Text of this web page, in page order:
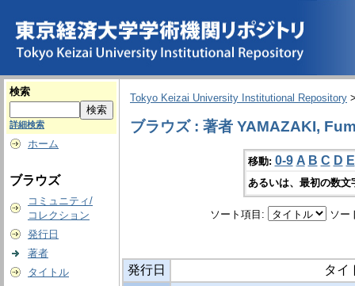
検索
詳細検索
ホーム
ブラウズ
コミュニティ/
コレクション
発行日
著者
タイトル
Tokyo Keizai University Institutional Repository
ブラウズ : 著者 YAMAZAKI,
移動: 0-9 A B C D E
あるいは、最初の数
ソート項目: ソー
発行日 タイ